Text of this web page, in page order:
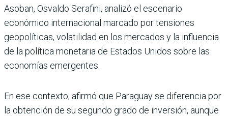
Asoban, Osvaldo Serafini, analizó el escenario
económico internacional marcado por tensiones
geopolíticas, volatilidad en los mercados y la influencia
de la política monetaria de Estados Unidos sobre las
economías emergentes.
En ese contexto, afirmó que Paraguay se diferencia por
la obtención de su segundo grado de inversión, aunque